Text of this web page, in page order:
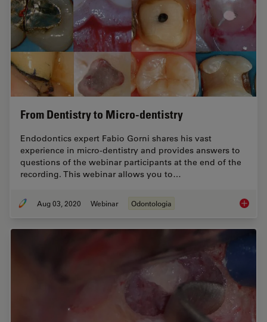
From Dentistry to Micro-dentistry
Endodontics expert Fabio Gorni shares his vast
experience in micro-dentistry and provides answers to
questions of the webinar participants at the end of the
recording. This webinar allows you to…
Aug 03, 2020 Webinar Odontologia From